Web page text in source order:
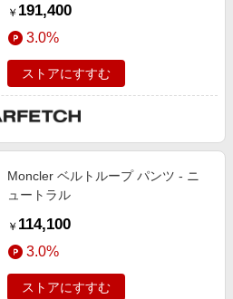
￥ 191,400
3.0%
ストアにすすむ
Moncler ベルトループ パンツ - ニ
ュートラル
￥ 114,100
3.0%
ストアにすすむ